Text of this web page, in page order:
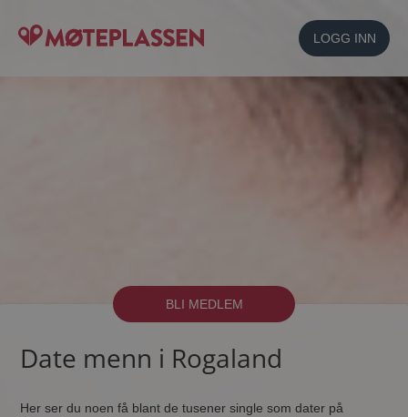
LOGG INN
BLI MEDLEM
Date menn i Rogaland
Her ser du noen få blant de tusener single som dater på